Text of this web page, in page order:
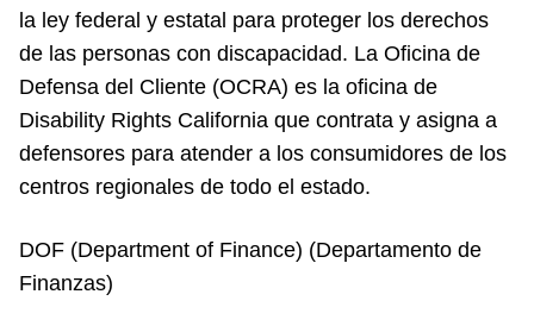
la ley federal y estatal para proteger los derechos
de las personas con discapacidad. La Oficina de
Defensa del Cliente (OCRA) es la oficina de
Disability Rights California que contrata y asigna a
defensores para atender a los consumidores de los
centros regionales de todo el estado.
DOF (Department of Finance) (Departamento de
Finanzas)